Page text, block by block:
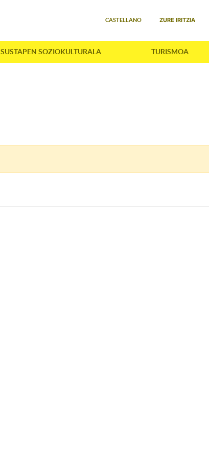
CASTELLANO ZURE IRITZIA
SUSTAPEN SOZIOKULTURALA TURISMOA